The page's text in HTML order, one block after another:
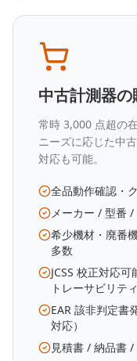
中古計測器の
常時 3,000 点超の
ニーズに応じた中
対応も可能。
全品動作確認・
メーカー / 型番
希少機材・廃番
多数
JCSS 校正対応
トレーサビリテ
EAR 該非判定書
対応）
見積書 / 納品書